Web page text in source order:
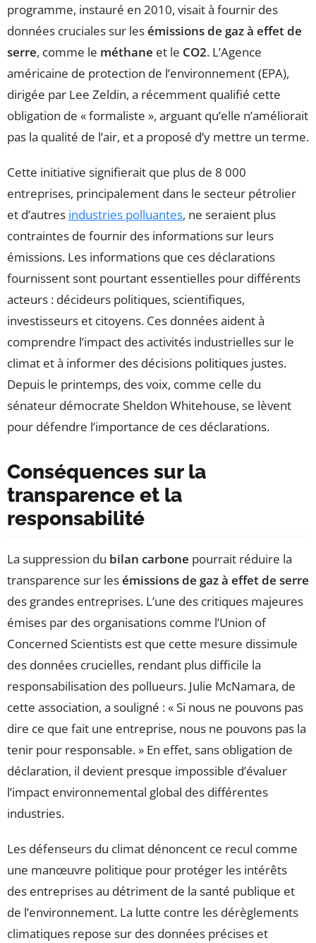
programme, instauré en 2010, visait à fournir des
données cruciales sur lesémissions de gaz à effet de
serre, comme le méthane et le CO2. L’Agence
américaine de protection de l’environnement (EPA),
dirigée par Lee Zeldin, a récemment qualifié cette
obligation de « formaliste », arguant qu’elle n’améliorait
pas la qualité de l’air, et a proposé d’y mettre un terme.
Cette initiative signifierait que plus de 8 000
entreprises, principalement dans le secteur pétrolier
et d’autres industries polluantes, ne seraient plus
contraintes de fournir des informations sur leurs
émissions. Les informations que ces déclarations
fournissent sont pourtant essentielles pour différents
acteurs : décideurs politiques, scientifiques,
investisseurs et citoyens. Ces données aident à
comprendre l’impact des activités industrielles sur le
climat et à informer des décisions politiques justes.
Depuis le printemps, des voix, comme celle du
sénateur démocrate Sheldon Whitehouse, se lèvent
pour défendre l’importance de ces déclarations.
Conséquences sur la
transparence et la
responsabilité
La suppression du bilan carbone pourrait réduire la
transparence sur lesémissions de gaz à effet de serre
des grandes entreprises. L’une des critiques majeures
émises par des organisations comme l’Union of
Concerned Scientists est que cette mesure dissimule
des données crucielles, rendant plus difficile la
responsabilisation des pollueurs. Julie McNamara, de
cette association, a souligné : « Si nous ne pouvons pas
dire ce que fait une entreprise, nous ne pouvons pas la
tenir pour responsable. » En effet, sans obligation de
déclaration, il devient presque impossible d’évaluer
l’impact environnemental global des différentes
industries.
Les défenseurs du climat dénoncent ce recul comme
une manœuvre politique pour protéger les intérêts
des entreprises au détriment de la santé publique et
de l’environnement. La lutte contre les dérèglements
climatiques repose sur des données précises et